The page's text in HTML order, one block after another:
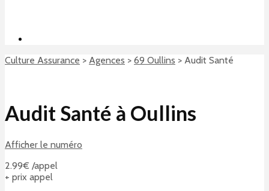
Culture Assurance > Agences > 69 Oullins > Audit Santé
Audit Santé à Oullins
Afficher le numéro
2.99€ /appel
+ prix appel